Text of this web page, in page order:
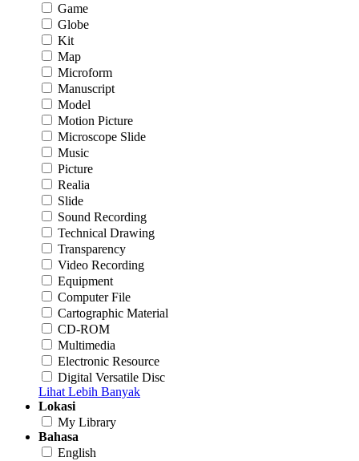
Game
Globe
Kit
Map
Microform
Manuscript
Model
Motion Picture
Microscope Slide
Music
Picture
Realia
Slide
Sound Recording
Technical Drawing
Transparency
Video Recording
Equipment
Computer File
Cartographic Material
CD-ROM
Multimedia
Electronic Resource
Digital Versatile Disc
Lihat Lebih Banyak
Lokasi
My Library
Bahasa
English